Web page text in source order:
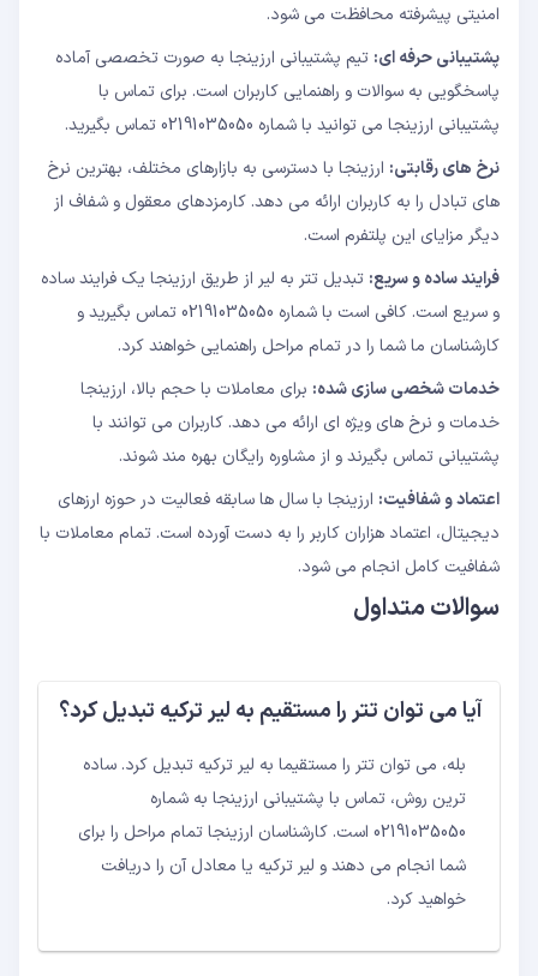
امنیتی پیشرفته محافظت می شود.
پشتیبانی حرفه ای: تیم پشتیبانی ارزینجا به صورت تخصصی آماده
پاسخگویی به سوالات و راهنمایی کاربران است. برای تماس با
پشتیبانی ارزینجا می توانید با شماره 02191035050 تماس بگیرید.
نرخ های رقابتی: ارزینجا با دسترسی به بازارهای مختلف، بهترین نرخ
های تبادل را به کاربران ارائه می دهد. کارمزدهای معقول و شفاف از
دیگر مزایای این پلتفرم است.
فرایند ساده و سریع: تبدیل تتر به لیر از طریق ارزینجا یک فرایند ساده
و سریع است. کافی است با شماره 02191035050 تماس بگیرید و
کارشناسان ما شما را در تمام مراحل راهنمایی خواهند کرد.
خدمات شخصی سازی شده: برای معاملات با حجم بالا، ارزینجا
خدمات و نرخ های ویژه ای ارائه می دهد. کاربران می توانند با
پشتیبانی تماس بگیرند و از مشاوره رایگان بهره مند شوند.
اعتماد و شفافیت: ارزینجا با سال ها سابقه فعالیت در حوزه ارزهای
دیجیتال، اعتماد هزاران کاربر را به دست آورده است. تمام معاملات با
شفافیت کامل انجام می شود.
سوالات متداول
آیا می توان تتر را مستقیم به لیر ترکیه تبدیل کرد؟
بله، می توان تتر را مستقیما به لیر ترکیه تبدیل کرد. ساده
ترین روش، تماس با پشتیبانی ارزینجا به شماره
02191035050 است. کارشناسان ارزینجا تمام مراحل را برای
شما انجام می دهند و لیر ترکیه یا معادل آن را دریافت
خواهید کرد.